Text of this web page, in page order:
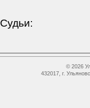
Судьи:
© 2026
432017, г.